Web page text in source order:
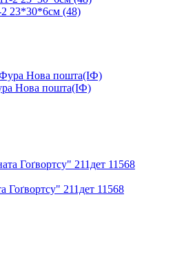
2 23*30*6см (48)
Нова пошта(ІФ)
Гоґвортсу" 211дет 11568